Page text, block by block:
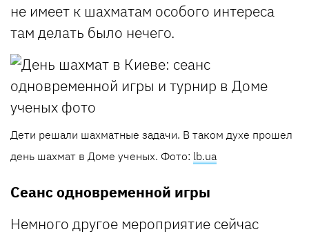
не имеет к шахматам особого интереса
там делать было нечего.
Дети решали шахматные задачи. В таком духе прошел
день шахмат в Доме ученых. Фото: lb.ua
Сеанс одновременной игры
Немного другое мероприятие сейчас